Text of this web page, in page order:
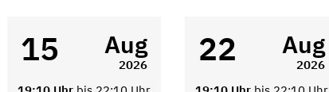
15 Aug
2026
22 Aug
2026